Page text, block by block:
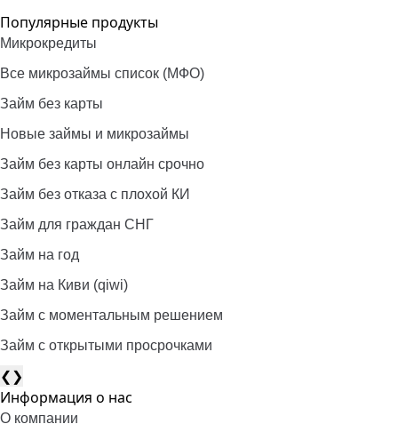
Популярные продукты
Микрокредиты
Все микрозаймы список (МФО)
Займ без карты
Новые займы и микрозаймы
Займ без карты онлайн срочно
Займ без отказа с плохой КИ
Займ для граждан СНГ
Займ на год
Займ на Киви (qiwi)
Займ c моментальным решением
Займ с открытыми просрочками
❮❯
Информация о нас
О компании